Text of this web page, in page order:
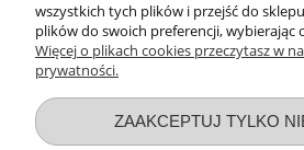
wszystkich tych plików i przejść do
plików do swoich preferencji, wybierając
Więcej o plikach cookies przeczytasz w
prywatności.
ZAAKCEPTUJ TYLKO